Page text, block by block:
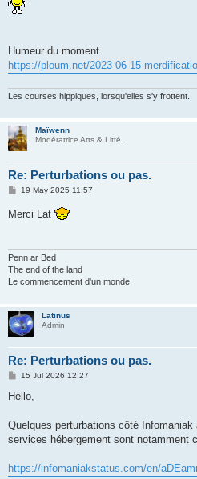
Humeur du moment
https://ploum.net/2023-06-15-
Les courses hippiques, lorsqu'elles s'y frottent.
Maïwenn
Modératrice Arts & Litté.
Re: Perturbations ou pas.
P
t
19 May 2025 11:57
Merci Lat
Penn ar Bed
The end of the land
Le commencement d'un monde
Latinus
Admin
Re: Perturbations ou pas.
P
s
15 Jul 2026 12:27
Hello,
Quelques perturbations côté
services hébergement sont notamment
https://infomaniakstatus.com/en/